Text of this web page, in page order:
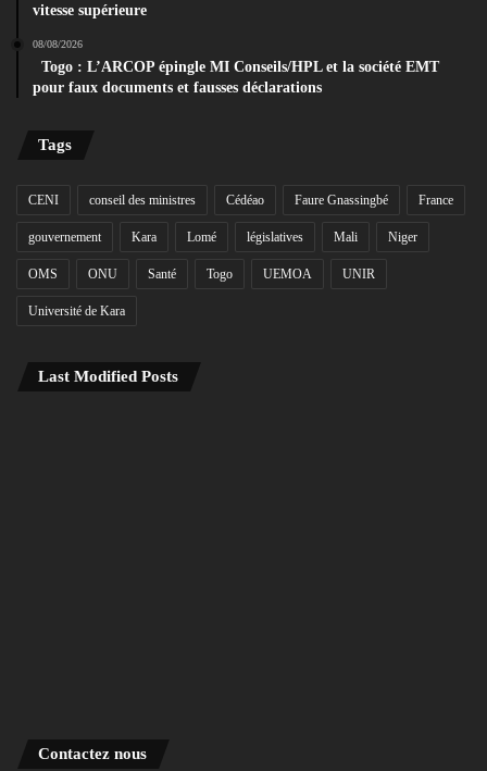
vitesse supérieure
08/08/2026
Togo : L’ARCOP épingle MI Conseils/HPL et la société EMT
pour faux documents et fausses déclarations
Tags
CENI conseil des ministres Cédéao Faure Gnassingbé France
gouvernement Kara Lomé législatives Mali Niger
OMS ONU Santé Togo UEMOA UNIR
Université de Kara
Last Modified Posts
Contactez nous